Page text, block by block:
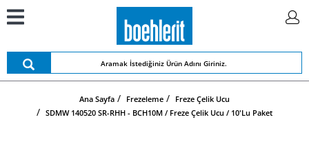
Ana Sayfa Frezeleme
Freze Çelik Ucu
SDMW 140520 SR-RHH - BCH10M / Freze Çelik Ucu / 10'lu Paket